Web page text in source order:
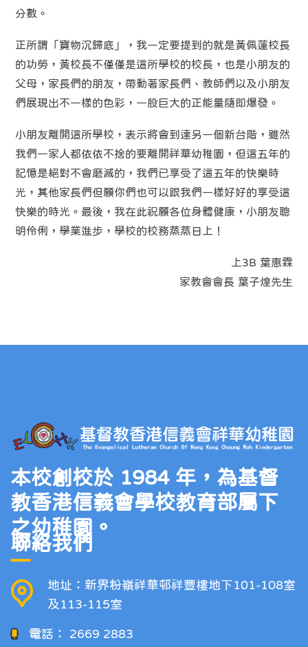
分數。
正所謂「寶物沉歸底」，我一定要提到的就是黃佩蓮校長
的功勞，黃校長不僅僅是這所學校的校長，也是小朋友的
父母，家長們的朋友，帶動著家長們、教師們以及小朋友
們展現出不一樣的色彩，一股巨大的正能量隨即爆發。
小朋友離開這所學校，表示將會到達另一個新台階，雖然
我們一家人都依依不捨的要離開祥華幼稚園，但這五年的
記憶是絕對不會磨滅的，我們已享受了這五年的快樂時
光，其他家長們但願你們也可以跟我們一樣好好的享受這
快樂的時光。最後，我在此祝願各位身體健康，小朋友聰
明伶俐，學業進步，學校的校務蒸蒸日上！
上3B 葉惠霖
家教會會長 葉子煌先生
本校創校於 1984 年，為基督
教香港信義會學校教育部屬下
之幼稚園。
聯絡我們
地址：新界粉嶺祥華邨祥豐樓地下101-108室
及113-115室
電話： 2669 2883